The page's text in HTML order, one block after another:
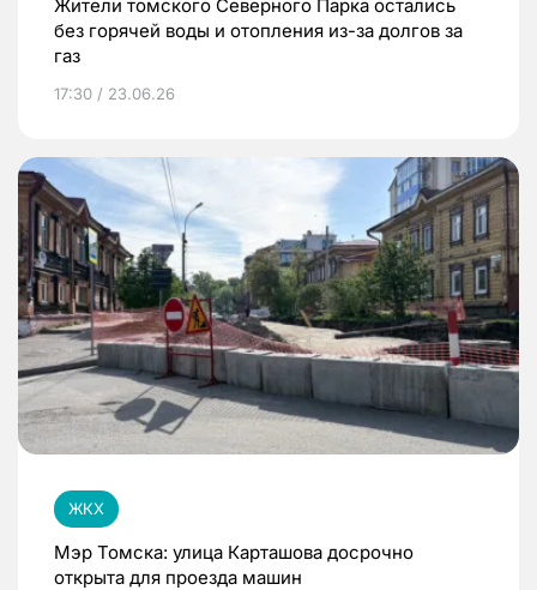
Жители томского Северного Парка остались
без горячей воды и отопления из-за долгов за
газ
17:30 / 23.06.26
ЖКХ
Мэр Томска: улица Карташова досрочно
открыта для проезда машин